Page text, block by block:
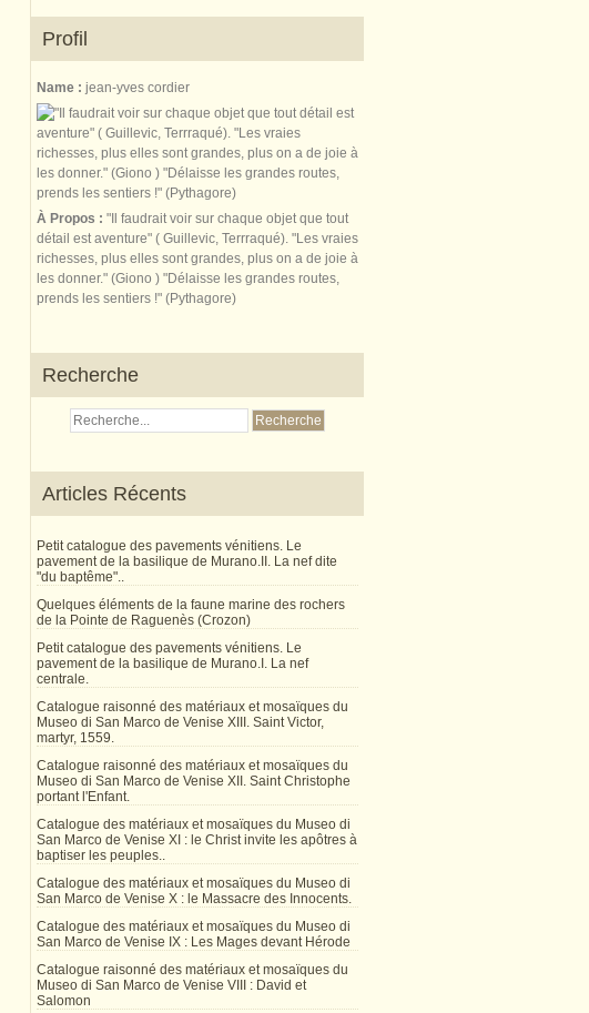
Profil
Name : jean-yves cordier
À Propos : "Il faudrait voir sur chaque objet que tout
détail est aventure" ( Guillevic, Terrraqué). "Les vraies
richesses, plus elles sont grandes, plus on a de joie à
les donner." (Giono ) "Délaisse les grandes routes,
prends les sentiers !" (Pythagore)
Recherche
Articles Récents
Petit catalogue des pavements vénitiens. Le
pavement de la basilique de Murano.II. La nef dite
"du baptême"..
Quelques éléments de la faune marine des rochers
de la Pointe de Raguenès (Crozon)
Petit catalogue des pavements vénitiens. Le
pavement de la basilique de Murano.I. La nef
centrale.
Catalogue raisonné des matériaux et mosaïques du
Museo di San Marco de Venise XIII. Saint Victor,
martyr, 1559.
Catalogue raisonné des matériaux et mosaïques du
Museo di San Marco de Venise XII. Saint Christophe
portant l'Enfant.
Catalogue des matériaux et mosaïques du Museo di
San Marco de Venise XI : le Christ invite les apôtres à
baptiser les peuples..
Catalogue des matériaux et mosaïques du Museo di
San Marco de Venise X : le Massacre des Innocents.
Catalogue des matériaux et mosaïques du Museo di
San Marco de Venise IX : Les Mages devant Hérode
Catalogue raisonné des matériaux et mosaïques du
Museo di San Marco de Venise VIII : David et
Salomon